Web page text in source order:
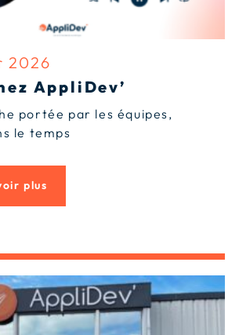
2026
AppliDev’
portée par les équipes,
le temps
plus